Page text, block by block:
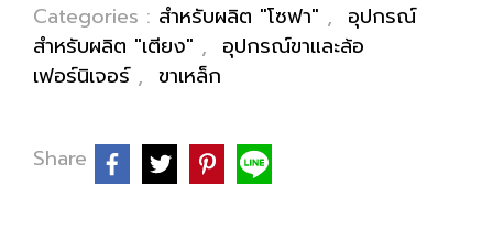
Categories : สำหรับผลิต "โซฟา" , อุปกรณ์
สำหรับผลิต "เตียง" , อุปกรณ์ขาและล้อ
เฟอร์นิเจอร์ , ขาเหล็ก
Share